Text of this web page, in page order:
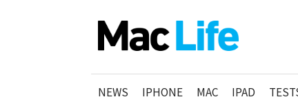
NEWS IPHONE MAC IPAD